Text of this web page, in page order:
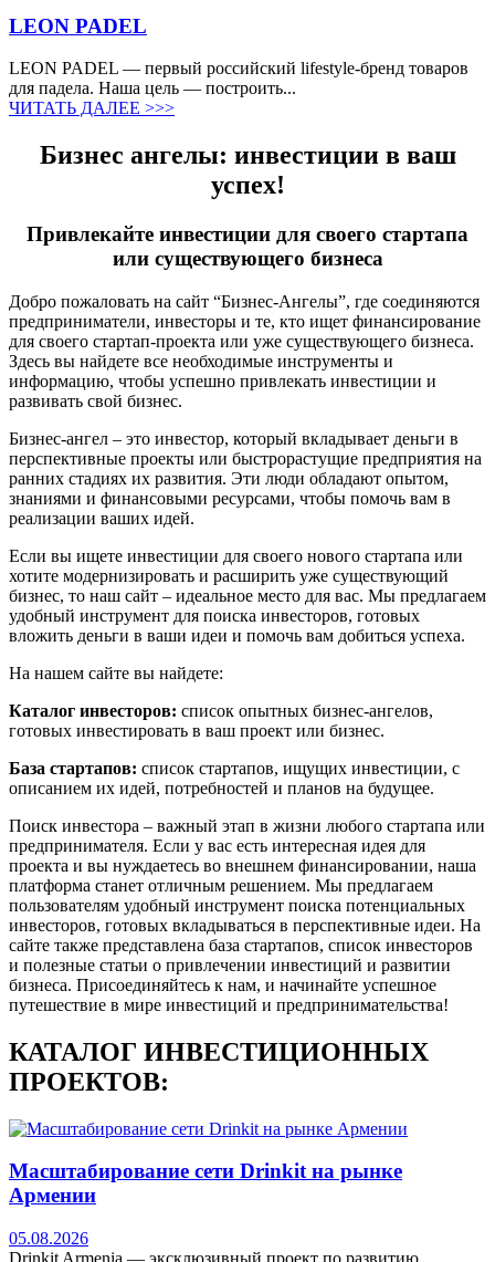
LEON PADEL
LEON PADEL — первый российский lifestyle-бренд товаров
для падела. Наша цель — построить...
ЧИТАТЬ ДАЛЕЕ >>>
Бизнес ангелы: инвестиции в ваш
успех!
Привлекайте инвестиции для своего стартапа
или существующего бизнеса
Добро пожаловать на сайт “Бизнес-Ангелы”, где соединяются
предприниматели, инвесторы и те, кто ищет финансирование
для своего стартап-проекта или уже существующего бизнеса.
Здесь вы найдете все необходимые инструменты и
информацию, чтобы успешно привлекать инвестиции и
развивать свой бизнес.
Бизнес-ангел – это инвестор, который вкладывает деньги в
перспективные проекты или быстрорастущие предприятия на
ранних стадиях их развития. Эти люди обладают опытом,
знаниями и финансовыми ресурсами, чтобы помочь вам в
реализации ваших идей.
Если вы ищете инвестиции для своего нового стартапа или
хотите модернизировать и расширить уже существующий
бизнес, то наш сайт – идеальное место для вас. Мы предлагаем
удобный инструмент для поиска инвесторов, готовых
вложить деньги в ваши идеи и помочь вам добиться успеха.
На нашем сайте вы найдете:
Каталог инвесторов: список опытных бизнес-ангелов,
готовых инвестировать в ваш проект или бизнес.
База стартапов: список стартапов, ищущих инвестиции, с
описанием их идей, потребностей и планов на будущее.
Поиск инвестора – важный этап в жизни любого стартапа или
предпринимателя. Если у вас есть интересная идея для
проекта и вы нуждаетесь во внешнем финансировании, наша
платформа станет отличным решением. Мы предлагаем
пользователям удобный инструмент поиска потенциальных
инвесторов, готовых вкладываться в перспективные идеи. На
сайте также представлена база стартапов, список инвесторов
и полезные статьи о привлечении инвестиций и развитии
бизнеса. Присоединяйтесь к нам, и начинайте успешное
путешествие в мире инвестиций и предпринимательства!
КАТАЛОГ ИНВЕСТИЦИОННЫХ
ПРОЕКТОВ:
Масштабирование сети Drinkit на рынке
Армении
05.08.2026